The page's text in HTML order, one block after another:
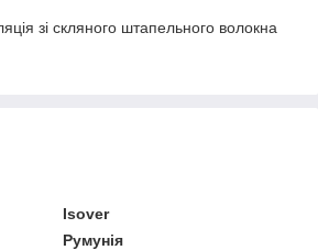
зі скляного штапельного волокна
Isover
Румунія